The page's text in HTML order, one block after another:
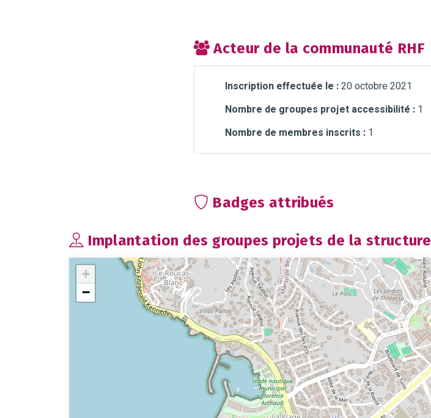
Acteur de la communauté RHF
Inscription effectuée le :20 octobre 2021
Nombre de groupes projet accessibilité :1
Nombre de membres inscrits :1
Badges attribués
Implantation des groupes projets de la structure
+
−